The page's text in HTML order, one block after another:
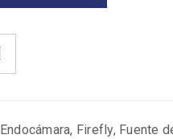
Endocámara, Firefly, Fuente